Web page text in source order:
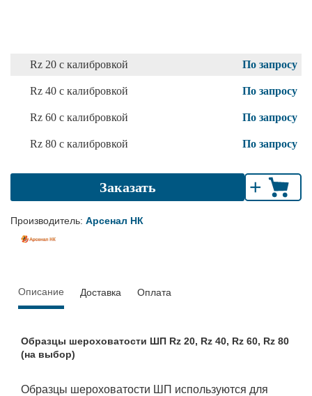
По запросу
Rz 20 с калибровкой
По запросу
Rz 40 с калибровкой
По запросу
Rz 60 с калибровкой
По запросу
Rz 80 с калибровкой
Заказать +
Производитель: Арсенал НК
Описание Доставка Оплата
Образцы шероховатости ШП Rz 20, Rz 40, Rz 60, Rz 80
(на выбор)
Образцы шероховатости ШП используются для